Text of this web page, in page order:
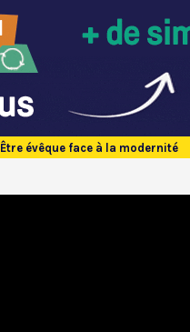
Être évêque face à la modernité